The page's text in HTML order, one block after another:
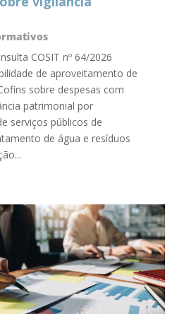
COSIT nº 64/2026
de aproveitamento de
sobre despesas com
patrimonial por
serviços públicos de
de água e resíduos